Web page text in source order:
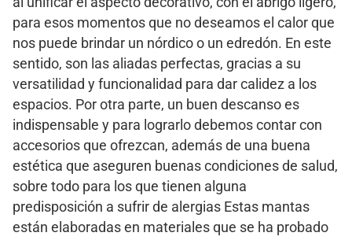
para esos momentos que no deseamos el calor que
nos puede brindar un nórdico o un edredón. En este
sentido, son las aliadas perfectas, gracias a su
versatilidad y funcionalidad para dar calidez a los
espacios. Por otra parte, un buen descanso es
indispensable y para lograrlo debemos contar con
accesorios que ofrezcan, además de una buena
estética que aseguren buenas condiciones de salud,
sobre todo para los que tienen alguna
predisposición a sufrir de alergias Estas mantas
están elaboradas en materiales que se ha probado